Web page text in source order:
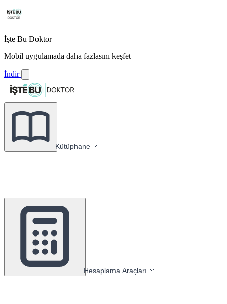
İşte Bu Doktor
Mobil uygulamada daha fazlasını keşfet
İndir
Kütüphane
Hesaplama Araçları